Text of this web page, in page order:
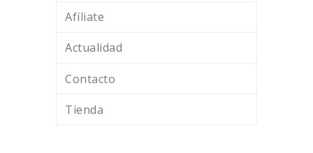
Afíliate
Actualidad
Contacto
Tienda